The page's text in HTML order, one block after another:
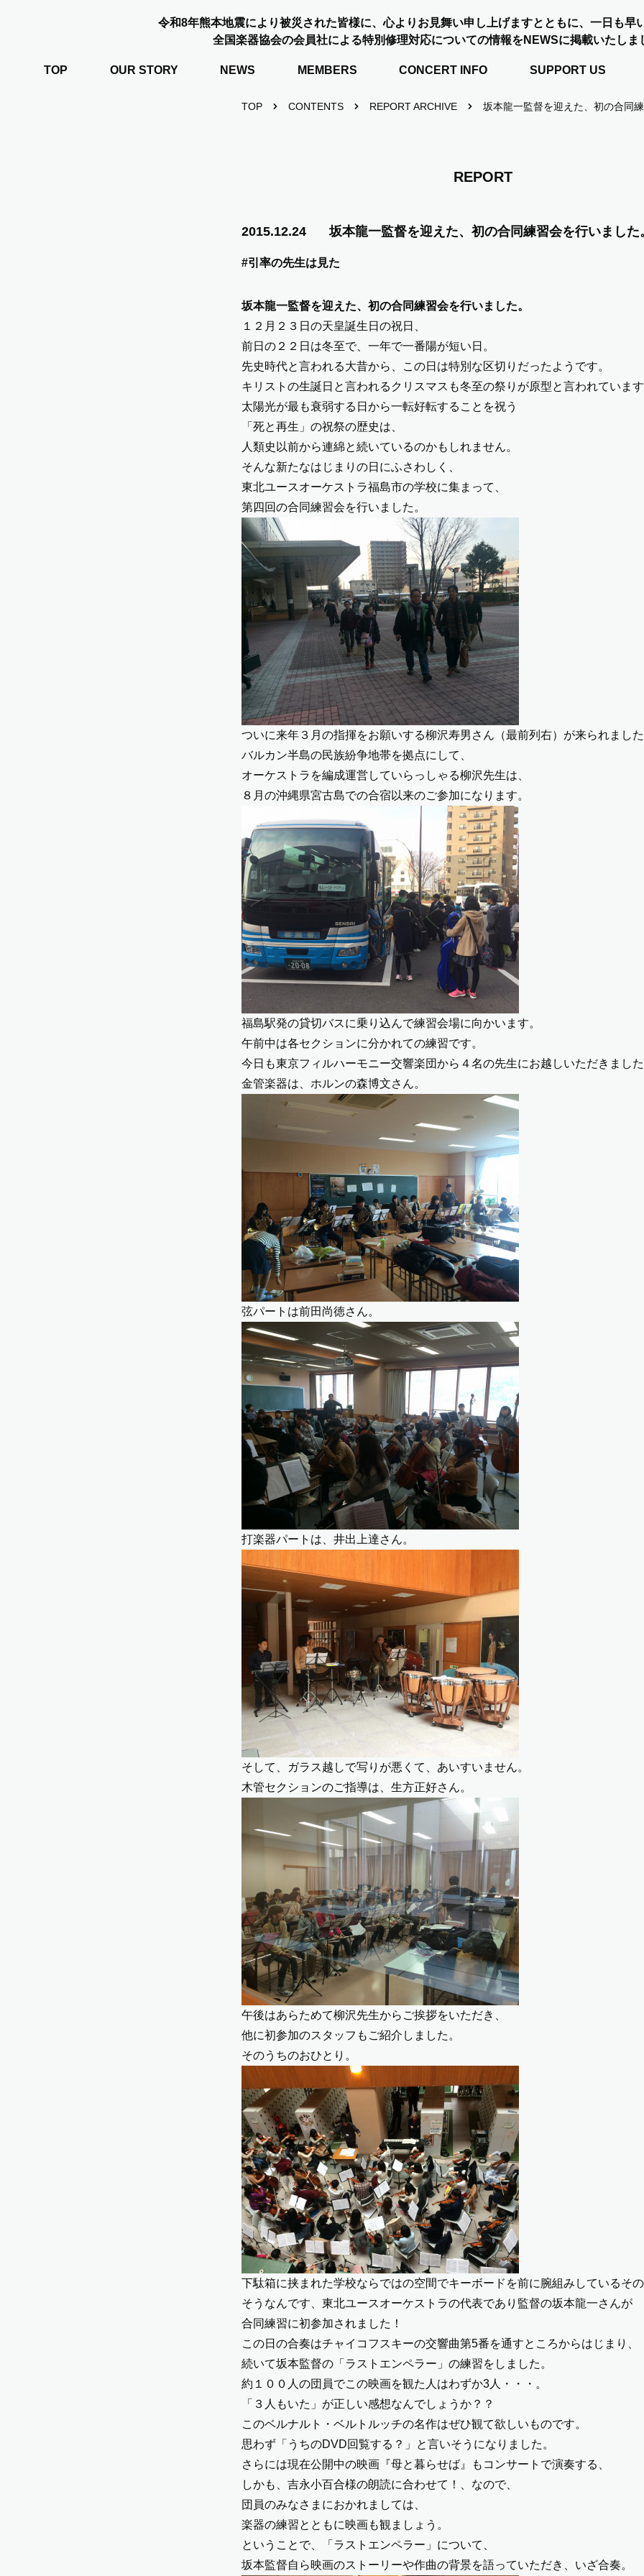
令和8年熊本地震により被災された皆様に、心よりお見舞い申し上げますとともに、一日も早
全国楽器協会の会員社による特別修理対応についての情報をNEWSに掲載いたしま
TOP OUR STORY NEWS MEMBERS CONCERT INFO SUPPORT US
TOP CONTENTS REPORT ARCHIVE 坂本龍一監督を迎えた、初の合同
REPORT
2015.12.24 坂本龍一監督を迎えた、初の合同練習会を行いました
#引率の先生は見た
坂本龍一監督を迎えた、初の合同練習会を行いました。
１２月２３日の天皇誕生日の祝日、
前日の２２日は冬至で、一年で一番陽が短い日。
先史時代と言われる大昔から、この日は特別な区切りだったようです。
キリストの生誕日と言われるクリスマスも冬至の祭りが原型と言われていま
太陽光が最も衰弱する日から一転好転することを祝う
「死と再生」の祝祭の歴史は、
人類史以前から連綿と続いているのかもしれません。
そんな新たなはじまりの日にふさわしく、
東北ユースオーケストラ福島市の学校に集まって、
第四回の合同練習会を行いました。
ついに来年３月の指揮をお願いする柳沢寿男さん（最前列右）が来られまし
バルカン半島の民族紛争地帯を拠点にして、
オーケストラを編成運営していらっしゃる柳沢先生は、
８月の沖縄県宮古島での合宿以来のご参加になります。
福島駅発の貸切バスに乗り込んで練習会場に向かいます。
午前中は各セクションに分かれての練習です。
今日も東京フィルハーモニー交響楽団から４名の先生にお越しいただきまし
金管楽器は、ホルンの森博文さん。
弦パートは前田尚徳さん。
打楽器パートは、井出上達さん。
そして、ガラス越しで写りが悪くて、あいすいません。
木管セクションのご指導は、生方正好さん。
午後はあらためて柳沢先生からご挨拶をいただき、
他に初参加のスタッフもご紹介しました。
そのうちのおひとり。
下駄箱に挟まれた学校ならではの空間でキーボードを前に腕組みしているそ
そうなんです、東北ユースオーケストラの代表であり監督の坂本龍一さんが
合同練習に初参加されました！
この日の合奏はチャイコフスキーの交響曲第5番を通すところからはじまり、
続いて坂本監督の「ラストエンペラー」の練習をしました。
約１００人の団員でこの映画を観た人はわずか3人・・・。
「３人もいた」が正しい感想なんでしょうか？？
このベルナルト・ベルトルッチの名作はぜひ観て欲しいものです。
思わず「うちのDVD回覧する？」と言いそうになりました。
さらには現在公開中の映画『母と暮らせば』もコンサートで演奏する、
しかも、吉永小百合様の朗読に合わせて！、なので、
団員のみなさまにおかれましては、
楽器の練習とともに映画も観ましょう。
ということで、「ラストエンペラー」について、
坂本監督自ら映画のストーリーや作曲の背景を語っていただき、いざ合奏。